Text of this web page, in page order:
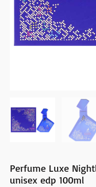
Perfume Luxe
unisex edp 100ml
cantidad